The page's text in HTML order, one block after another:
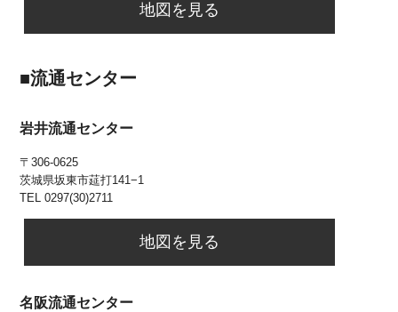
地図を見る
■流通センター
岩井流通センター
〒306-0625
茨城県坂東市莚打141−1
TEL 0297(30)2711
地図を見る
名阪流通センター